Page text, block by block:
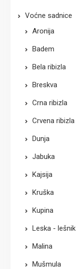
Voćne sadnice
Aronija
Badem
Bela ribizla
Breskva
Crna ribizla
Crvena ribizla
Dunja
Jabuka
Kajsija
Kruška
Kupina
Leska - lešnik
Malina
Mušmula